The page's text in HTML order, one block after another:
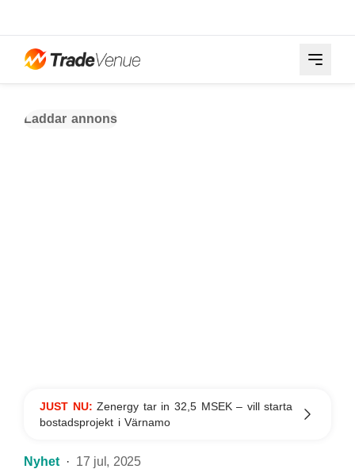
Laddar annons
JUST NU:Zenergy tar in 32,5 MSEK – vill starta
bostadsprojekt i Värnamo
Nyhet 17 jul, 2025